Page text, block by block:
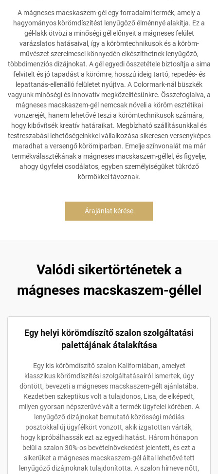
A mágneses macskaszem-gél egy forradalmi termék, amely a
hagyományos körömdíszítést lenyűgöző élménnyé alakítja. Ez a
gél-lakk ötvözi a minőségi gél előnyeit a mágneses felület
varázslatos hatásaival, így a körömtechnikusok és a köröm-
művészet szerelmesei könnyedén elkészíthetnek lenyűgöző,
többdimenziós dizájnokat. A gél egyedi összetétele biztosítja a sima
felvitelt és jó tapadást a körömre, hosszú ideig tartó, repedés- és
lepattanás-ellenálló felületet nyújtva. A Colormark-nál büszkék
vagyunk minőségi és innovatív megközelítésünkre. Összefoglalva, a
mágneses macskaszem-gél nemcsak növeli a köröm esztétikai
vonzerejét, hanem lehetővé teszi a körömtechnikusok számára,
hogy kibővítsék kreatív határaikat. Megbízható szállításunkkal és
testreszabási lehetőségeinkkel vállalkozása sikeresen versenyképes
maradhat a versengő körömiparban. Emelje színvonalát ma már
termékválasztékának a mágneses macskaszem-géllel, és figyelje,
ahogy ügyfelei csodálatos, egyben személyiségüket tükröző
körmökkel távoznak.
Árajánlat kérése
Valódi sikertörténetek a
mágneses macskaszem-géllel
Egy helyi körömdíszítő szalon szolgáltatási
palettájának átalakítása
Egy kis körömdíszítő szalon Kaliforniában, amelyet
klasszikus körömdíszítési szolgáltatásairól ismertek, úgy
döntött, bevezeti a mágneses macskaszem-gélt ajánlatába.
Kezdetben szkeptikus volt a tulajdonos, Lisa, de elképedt,
milyen gyorsan népszerűvé vált a termék ügyfelei körében. A
lenyűgöző dizájnokat bemutató közösségi médiás
posztokkal új ügyfélkört vonzott, akik izgatottan várták,
hogy kipróbálhassák ezt az egyedi hatást. Három hónapon
belül a szalon 30%-os bevételnövekedést jelentett, és ezt a
sikerüket a mágneses macskaszem-gél által lehetővé tett
lenyűgöző dizájnoknak tulajdonította. A szalon hírneve nőtt,